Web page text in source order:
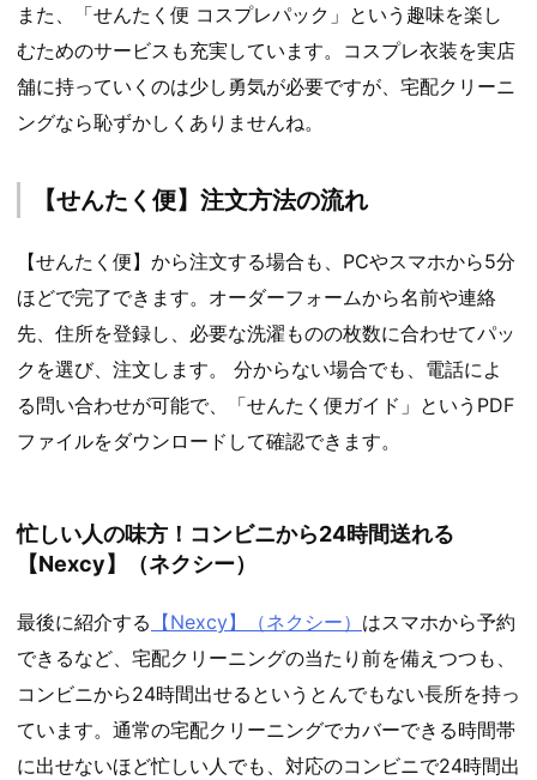
また、「せんたく便 コスプレパック」という趣味を楽し
むためのサービスも充実しています。コスプレ衣装を実店
舗に持っていくのは少し勇気が必要ですが、宅配クリーニ
ングなら恥ずかしくありませんね。
【せんたく便】注文方法の流れ
【せんたく便】から注文する場合も、PCやスマホから5分
ほどで完了できます。オーダーフォームから名前や連絡
先、住所を登録し、必要な洗濯ものの枚数に合わせてパッ
クを選び、注文します。 分からない場合でも、電話によ
る問い合わせが可能で、「せんたく便ガイド」というPDF
ファイルをダウンロードして確認できます。
忙しい人の味方！コンビニから24時間送れる
【Nexcy】（ネクシー）
最後に紹介する 【Nexcy】（ネクシー） はスマホから予約
できるなど、宅配クリーニングの当たり前を備えつつも、
コンビニから24時間出せるというとんでもない長所を持っ
ています。通常の宅配クリーニングでカバーできる時間帯
に出せないほど忙しい人でも、対応のコンビニで24時間出